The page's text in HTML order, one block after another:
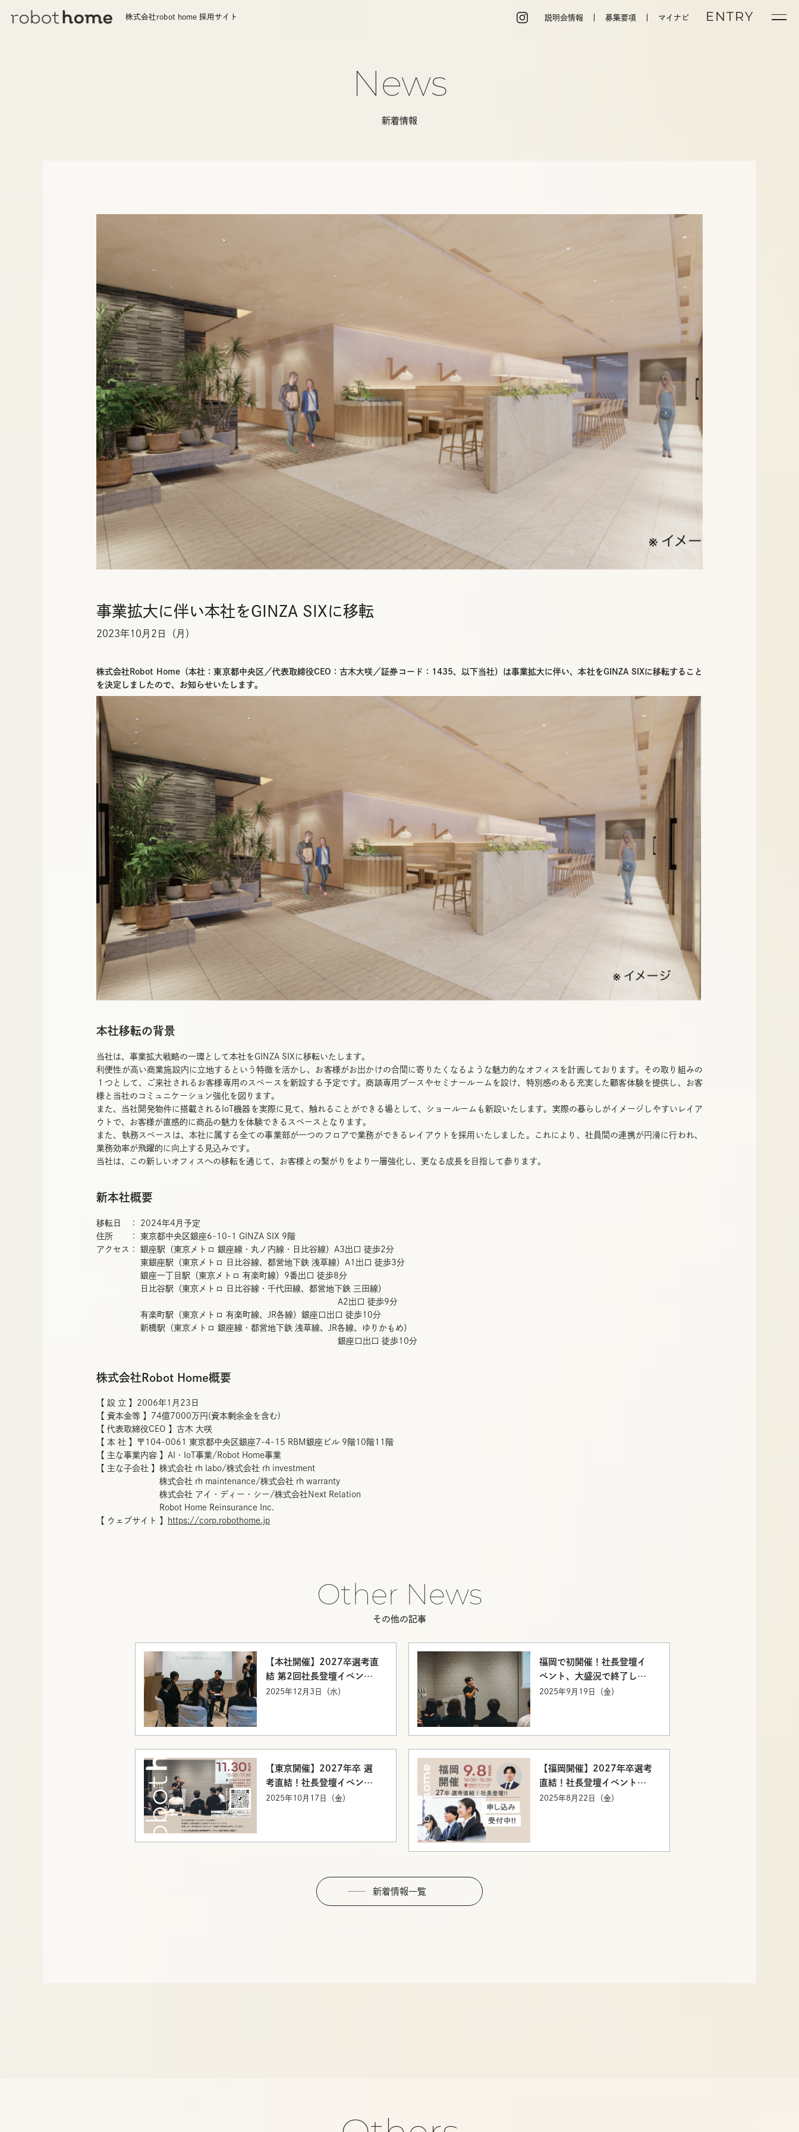
株式会社robot home採用サイト 説明会情報 募集要項 マイナビ ENTRY
新着情報
News
事業拡大に伴い本社をGINZA SIXに移転
2023年10月2日（月）
株式会社Robot Home（本社：東京都中央区／代表取締役CEO：古木大咲／証券コード：1435、以下当社）は事業拡大に伴い、本社をGINZA SIXに移転すること
を決定しましたので、お知らせいたします。
本社移転の背景
当社は、事業拡大戦略の一環として本社をGINZA SIXに移転いたします。
利便性が高い商業施設内に立地するという特徴を活かし、お客様がお出かけの合間に寄りたくなるような魅力的なオフィスを計画しております。その取り組みの
１つとして、ご来社されるお客様専用のスペースを新設する予定です。商談専用ブースやセミナールームを設け、特別感のある充実した顧客体験を提供し、お客
様と当社のコミュニケーション強化を図ります。
また、当社開発物件に搭載されるIoT機器を実際に見て、触れることができる場として、ショールームも新設いたします。実際の暮らしがイメージしやすいレイア
ウトで、お客様が直感的に商品の魅力を体験できるスペースとなります。
また、執務スペースは、本社に属する全ての事業部が一つのフロアで業務ができるレイアウトを採用いたしました。これにより、社員間の連携が円滑に行われ、
業務効率が飛躍的に向上する見込みです。
当社は、この新しいオフィスへの移転を通じて、お客様との繋がりをより一層強化し、更なる成長を目指して参ります。
新本社概要
移転日 ： 2024年4月予定
住所 ： 東京都中央区銀座6-10-1 GINZA SIX 9階
アクセス： 銀座駅（東京メトロ 銀座線・丸ノ内線・日比谷線）A3出口 徒歩2分
東銀座駅（東京メトロ 日比谷線、都営地下鉄 浅草線）A1出口 徒歩3分
銀座一丁目駅（東京メトロ 有楽町線）9番出口 徒歩8分
日比谷駅（東京メトロ 日比谷線・千代田線、都営地下鉄 三田線）
A2出口 徒歩9分
有楽町駅（東京メトロ 有楽町線、JR各線）銀座口出口 徒歩10分
新橋駅（東京メトロ 銀座線・都営地下鉄 浅草線、JR各線、ゆりかもめ）
銀座口出口 徒歩10分
株式会社Robot Home概要
【 設 立 】2006年1月23日
【 資本金等 】74億7000万円(資本剰余金を含む)
【 代表取締役CEO 】古木 大咲
【 本 社 】〒104-0061 東京都中央区銀座7-4-15 RBM銀座ビル 9階10階11階
【 主な事業内容 】AI・IoT事業/Robot Home事業
【 主な子会社 】株式会社 rh labo/株式会社 rh investment
株式会社 rh maintenance/株式会社 rh warranty
株式会社 アイ・ディー・シー/株式会社Next Relation
Robot Home Reinsurance Inc.
【 ウェブサイト 】
https://corp.robothome.jp
Other News
その他の記事
【本社開催】2027卒選考直
結 第2回社長登壇イベント
を開催いたしました。
2025年12月3日（水）
福岡で初開催！社長登壇イ
ベント、大盛況で終了しま
した！
2025年9月19日（金）
【東京開催】2027年卒 選
考直結！社長登壇イベント
のご案内
2025年10月17日（金）
【福岡開催】2027年卒選考
直結！社長登壇イベントを
初開催
2025年8月22日（金）
新着情報一覧